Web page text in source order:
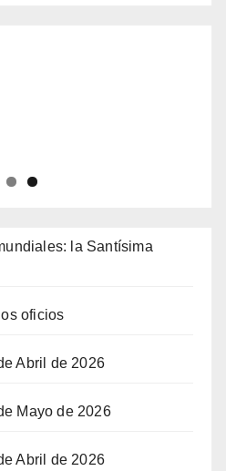
la Santísima
oficios
Abril de 2026
Mayo de 2026
Abril de 2026